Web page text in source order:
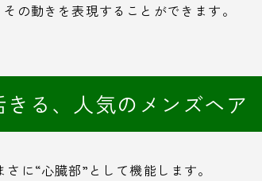
の動きを表現することができます。
きる、人気のメンズヘア
に“心臓部”として機能します。